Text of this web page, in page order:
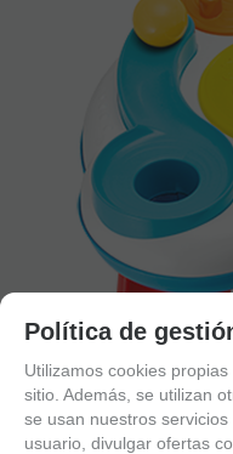
Política de
Utilizamos cookies
sitio. Además, se utilizan
se usan nuestros
usuario, divulgar ofertas